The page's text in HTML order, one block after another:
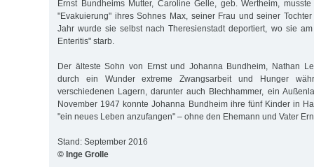
Ernst Bundheims Mutter, Caroline Gelle, geb. Wertheim,
"Evakuierung" ihres Sohnes Max, seiner Frau und seiner
Jahr wurde sie selbst nach Theresienstadt deportiert, wo sie
Enteritis" starb.
Der älteste Sohn von Ernst und Johanna Bundheim, Nathan
durch ein Wunder extreme Zwangsarbeit und Hunger
verschiedenen Lagern, darunter auch Blechhammer, ein
November 1947 konnte Johanna Bundheim ihre fünf Kinder in
"ein neues Leben anzufangen" – ohne den Ehemann und Vater
Stand: September 2016
© Inge Grolle